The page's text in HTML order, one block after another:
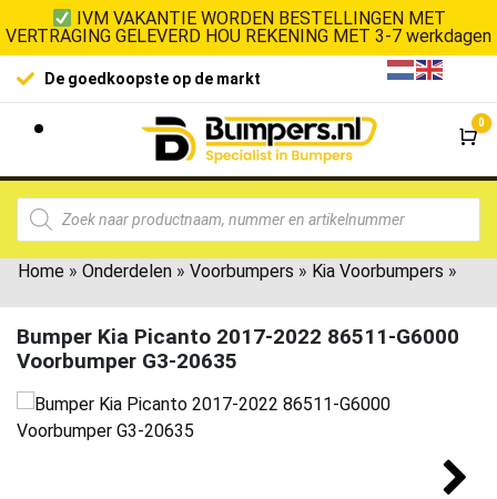
IVM VAKANTIE WORDEN BESTELLINGEN MET
VERTRAGING GELEVERD HOU REKENING MET 3-7 werkdagen
De goedkoopste op de markt
0
Home » Onderdelen » Voorbumpers » Kia Voorbumpers »
Bumper Kia Picanto 2017-2022 86511-G6000
Voorbumper G3-20635